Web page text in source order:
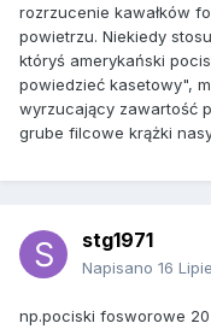
rozrzucenie kawałków
powietrzu. Niekiedy
któryś amerykański
powiedzieć kasetowy",
wyrzucający zawartość
grube filcowe krążki
stg1971
Napisano 16
np.pociski fosworowe